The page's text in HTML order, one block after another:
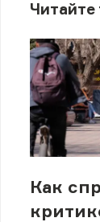
Читайте
Как